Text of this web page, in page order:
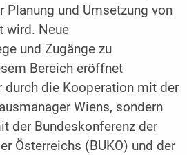
Planung und Umsetzung von
wird. Neue
und Zugänge zu
Bereich eröffnet
durch die Kooperation mit der
Wiens, sondern
der Bundeskonferenz der
Österreichs (BUKO) und der